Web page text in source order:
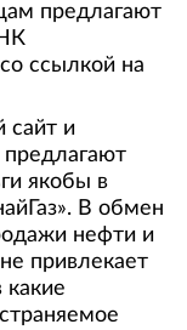
предлагают
ссылкой на
сайт и
предлагают
якобы в
В обмен
нефти и
привлекает
какие